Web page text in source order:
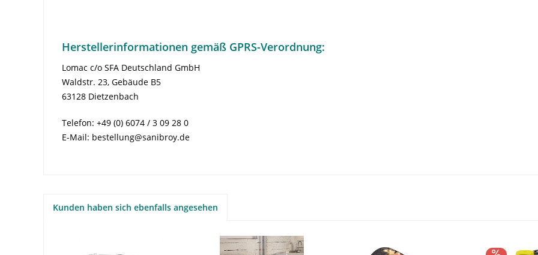
Herstellerinformationen gemäß GPRS-Verordnung:
Lomac c/o SFA Deutschland GmbH
Waldstr. 23, Gebäude B5
63128 Dietzenbach
Telefon: +49 (0) 6074 / 3 09 28 0
E-Mail: bestellung@sanibroy.de
Kunden haben sich ebenfalls angesehen